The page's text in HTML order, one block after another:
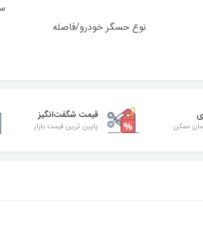
برقی
حسگر
ممکن
قیمت شگفت‌انگیز
پایین ترین قیمت بازار